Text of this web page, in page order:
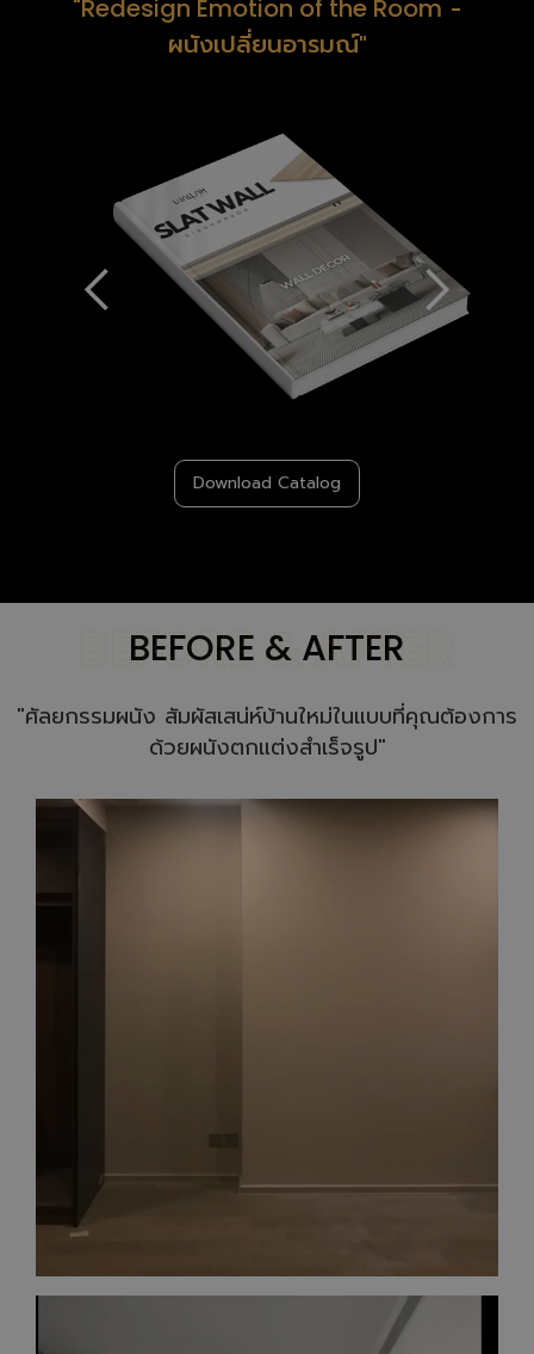
"Redesign Emotion of the Room -
ผนังเปลี่ยนอารมณ์"
Download Catalog
BEFORE & AFTER
BEFORE & AFTER
"ศัลยกรรมผนัง สัมผัสเสน่ห์บ้านใหม่ในแบบที่คุณต้องการ
ด้วยผนังตกแต่งสําเร็จรูป"